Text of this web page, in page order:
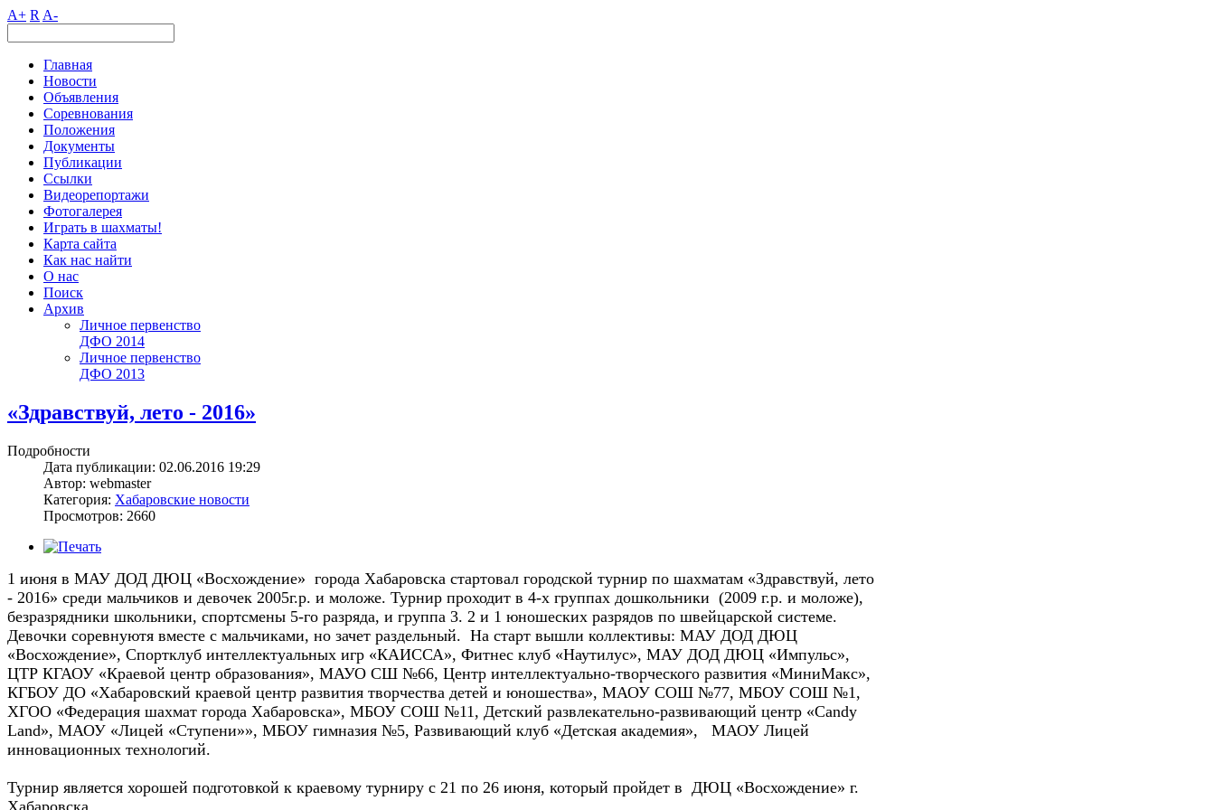
A+ R A-
Главная
Новости
Объявления
Соревнования
Положения
Документы
Публикации
Ссылки
Видеорепортажи
Фотогалерея
Играть в шахматы!
Карта сайта
Как нас найти
О нас
Поиск
Архив
Личное первенство
ДФО 2014
Личное первенство
ДФО 2013
«Здравствуй, лето - 2016»
Подробности
Дата публикации: 02.06.2016 19:29
Автор: webmaster
Категория: Хабаровские новости
Просмотров: 2660
1 июня в МАУ ДОД ДЮЦ «Восхождение» города Хабаровска стартовал городской турнир по шахматам «Здравствуй, лето
- 2016» среди мальчиков и девочек 2005г.р. и моложе. Турнир проходит в 4-х группах дошкольники (2009 г.р. и моложе),
безразрядники школьники, спортсмены 5-го разряда, и группа 3. 2 и 1 юношеских разрядов по швейцарской системе.
Девочки соревнуютя вместе с мальчиками, но зачет раздельный. На старт вышли коллективы: МАУ ДОД ДЮЦ
«Восхождение», Спортклуб интеллектуальных игр «КАИССА», Фитнес клуб «Наутилус», МАУ ДОД ДЮЦ «Импульс»,
ЦТР КГАОУ «Краевой центр образования», МАУО СШ №66, Центр интеллектуально-творческого развития «МиниМакс»,
КГБОУ ДО «Хабаровский краевой центр развития творчества детей и юношества», МАОУ СОШ №77, МБОУ СОШ №1,
ХГОО «Федерация шахмат города Хабаровска», МБОУ СОШ №11, Детский развлекательно-развивающий центр «Candy
Land», МАОУ «Лицей «Ступени»», МБОУ гимназия №5, Развивающий клуб «Детская академия», МАОУ Лицей
инновационных технологий.
Турнир является хорошей подготовкой к краевому турниру с 21 по 26 июня, который пройдет в ДЮЦ «Восхождение» г.
Хабаровска.